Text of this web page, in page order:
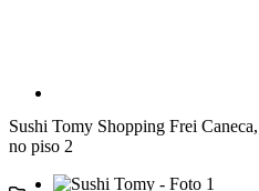
Sushi Tomy Shopping Frei
no piso 2